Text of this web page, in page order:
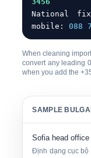
National
mobile:
088
When cleaning
convert any leading
when you add the
SAMPLE
Sofia head office
Định dạng cục bộ